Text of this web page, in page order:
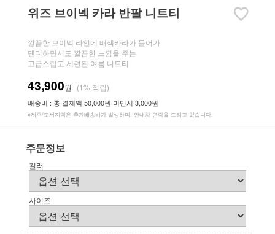
위즈 브이넥 카라 반팔 니트티
깔끔한 브이넥 라인에 배색카라가 들어가
댄디하면서도 깔끔한 느낌을 주는
고급스럽고 세련된 여름 니트티
43,900원 (1% 적립)
배송비 : 총 결제액 50,000원 미만시 3,000원
※제주/도서지역은 추가배송비가 발생하며, 안내차 연락을 드리고 있습니다.
주문정보
컬러
사이즈